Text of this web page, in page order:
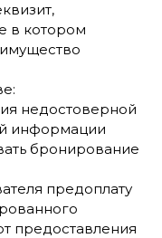
в котором
недостоверной
информации
бронирование
предоплату
предоставления